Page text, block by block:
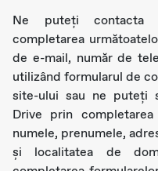
Ne puteţi contacta
completarea
de e-mail, număr de
utilizând formularul de
site-ului sau ne puteţi
Drive prin
numele, prenumele,
și localitatea de